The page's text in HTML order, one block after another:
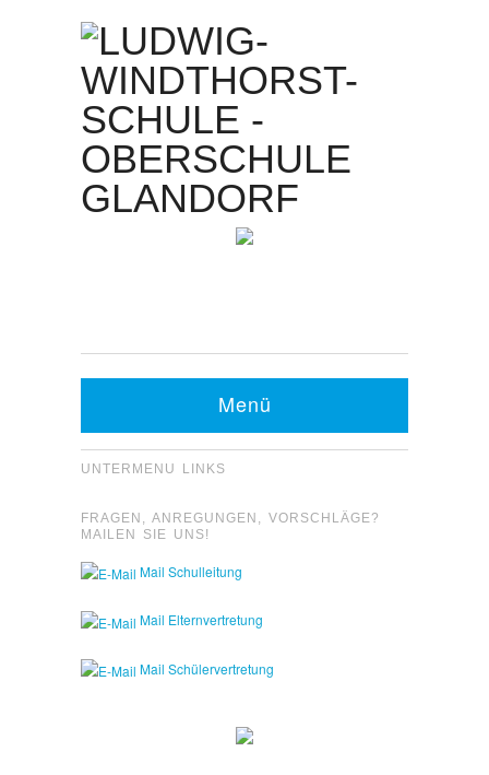
Fax: 05426 9480-20
Menü
UNTERMENU LINKS
FRAGEN, ANREGUNGEN, VORSCHLÄGE?
MAILEN SIE UNS!
Mail Schulleitung
Mail Elternvertretung
Mail Schülervertretung